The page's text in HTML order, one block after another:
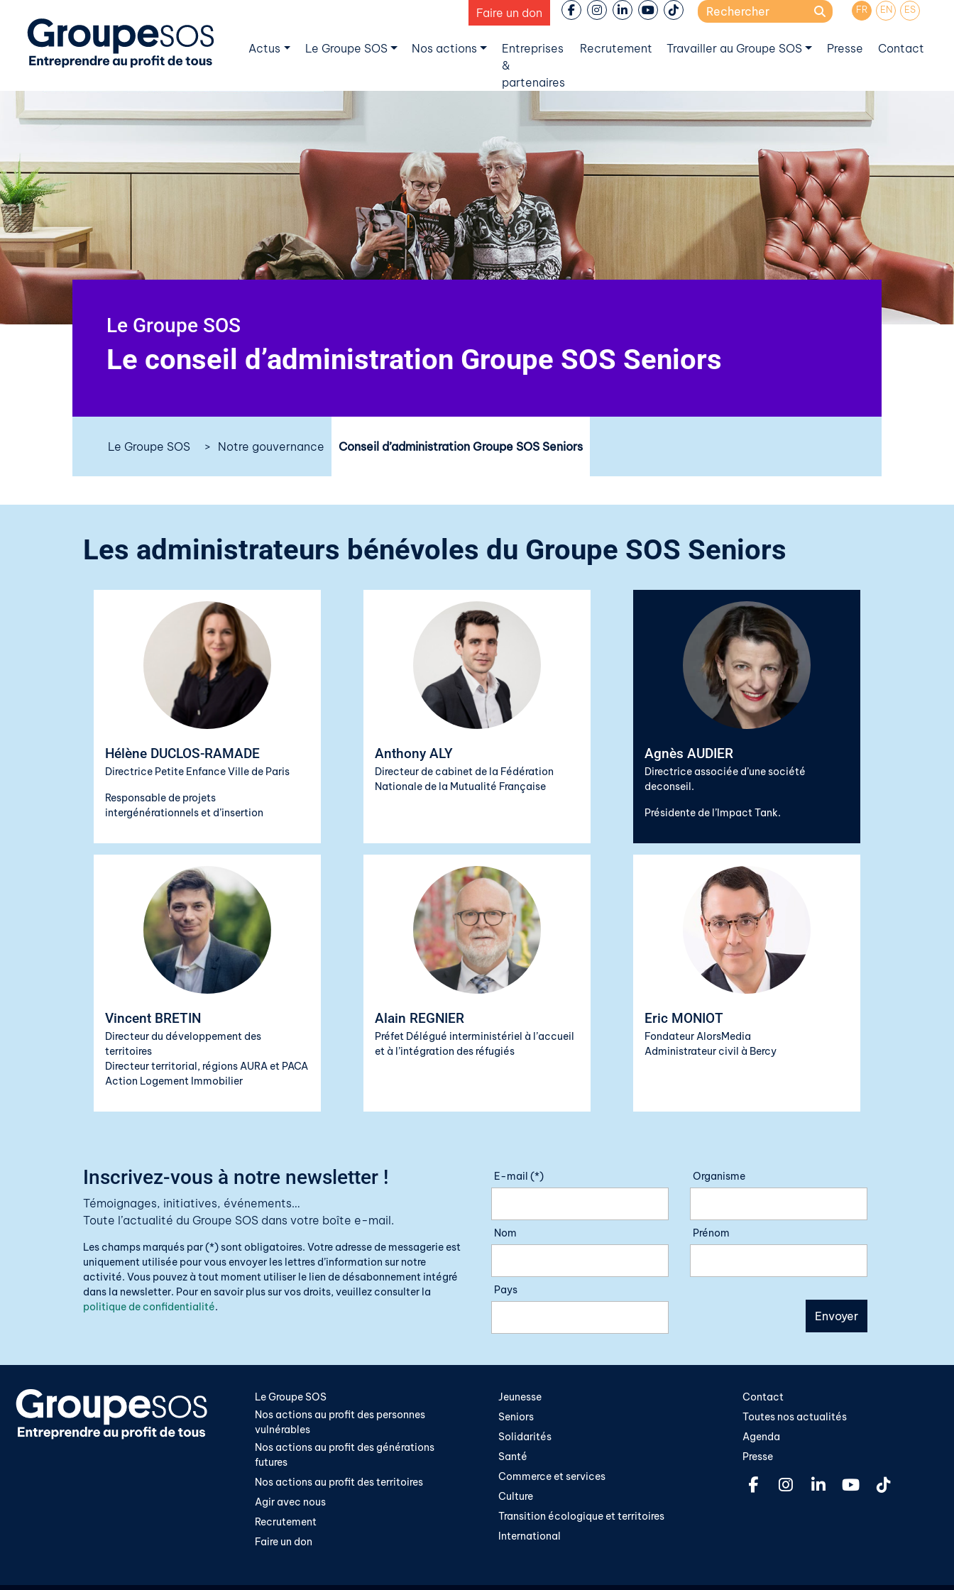
Faire un don
Search
FR EN ES
Actus Le Groupe SOS Nos actions
Entreprises
&
partenaires
Recrutement Travailler au Groupe SOS Presse Contact
Le Groupe SOS
Le conseil d’administration Groupe SOS Seniors
Le Groupe SOS Notre gouvernance Conseil d’administration Groupe SOS Seniors
Les administrateurs bénévoles du Groupe SOS Seniors
Hélène DUCLOS-RAMADE
Directrice Petite Enfance Ville de Paris
Responsable de projets
intergénérationnels et d’insertion
Anthony ALY
Directeur de cabinet de la Fédération
Nationale de la Mutualité Française
Agnès AUDIER
Directrice associée d’une société
deconseil.
Présidente de l’Impact Tank.
Vincent BRETIN
Directeur du développement des
territoires
Directeur territorial, régions AURA et PACA
Action Logement Immobilier
Alain REGNIER
Préfet Délégué interministériel à l’accueil
et à l’intégration des réfugiés
Eric MONIOT
Fondateur AlorsMedia
Administrateur civil à Bercy
Inscrivez-vous à notre newsletter !
Témoignages, initiatives, événements…
Toute l’actualité du Groupe SOS dans votre boîte e-mail.
Les champs marqués par (*) sont obligatoires. Votre adresse de messagerie est
uniquement utilisée pour vous envoyer les lettres d’information sur notre
activité. Vous pouvez à tout moment utiliser le lien de désabonnement intégré
dans la newsletter. Pour en savoir plus sur vos droits, veuillez consulter la
politique de confidentialité.
E-mail (*) Organisme
Nom Prénom
Pays
Le Groupe SOS
Nos actions au profit des personnes
vulnérables
Nos actions au profit des générations
futures
Nos actions au profit des territoires
Agir avec nous
Recrutement
Faire un don
Jeunesse
Seniors
Solidarités
Santé
Commerce et services
Culture
Transition écologique et territoires​
International
Contact
Toutes nos actualités
Agenda
Presse